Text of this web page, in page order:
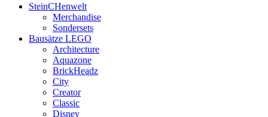
SteinCHenwelt
Merchandise
Sondersets
Bausätze LEGO
Architecture
Aquazone
BrickHeadz
City
Creator
Classic
Disney